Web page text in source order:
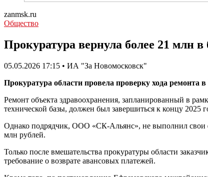
zanmsk.ru
Общество
Прокуратура вернула более 21 млн
05.05.2026 17:15 • ИА "За Новомосковск"
Прокуратура области провела проверку хода
Ремонт объекта здравоохранения, запланированный в
технической базы, должен был завершиться к концу 2025
Однако подрядчик, ООО «СК-Альянс», не выполнил свои
млн рублей.
Только после вмешательства прокуратуры области
требование о возврате авансовых платежей.